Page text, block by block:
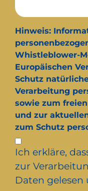
Hinweis:
Whistleblower-
Europäischen
Schutz
Verarbeitung
sowie zum
und zur
zum Schutz
Ich erkläre,
zur
Daten